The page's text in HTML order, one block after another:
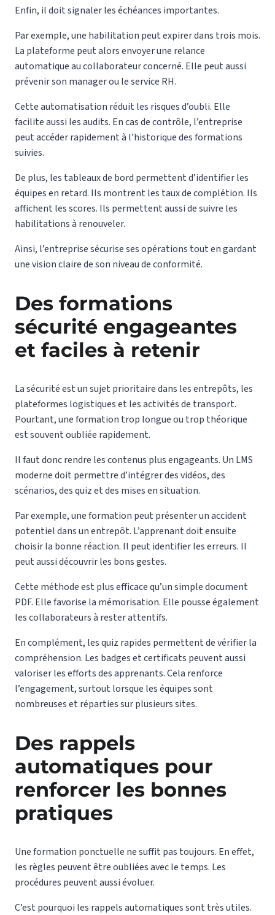
Enfin, il doit signaler les échéances importantes.
Par exemple, une habilitation peut expirer dans trois mois.
La plateforme peut alors envoyer une relance
automatique au collaborateur concerné. Elle peut aussi
prévenir son manager ou le service RH.
Cette automatisation réduit les risques d’oubli. Elle
facilite aussi les audits. En cas de contrôle, l’entreprise
peut accéder rapidement à l’historique des formations
suivies.
De plus, les tableaux de bord permettent d’identifier les
équipes en retard. Ils montrent les taux de complétion. Ils
affichent les scores. Ils permettent aussi de suivre les
habilitations à renouveler.
Ainsi, l’entreprise sécurise ses opérations tout en gardant
une vision claire de son niveau de conformité.
Des formations
sécurité engageantes
et faciles à retenir
La sécuritéest un sujet prioritaire dans les entrepôts, les
plateformes logistiques et les activités de transport.
Pourtant, une formation trop longue ou trop théorique
est souvent oubliée rapidement.
Il faut donc rendre les contenus plus engageants. Un LMS
moderne doit permettre d’intégrer des vidéos, des
scénarios, des quiz et des mises en situation.
Par exemple, une formation peut présenter un accident
potentiel dans un entrepôt. L’apprenant doit ensuite
choisir la bonne réaction. Il peut identifier les erreurs. Il
peut aussi découvrir les bons gestes.
Cette méthode est plus efficace qu’un simple document
PDF. Elle favorise la mémorisation. Elle pousse également
les collaborateurs à rester attentifs.
En complément, les quiz rapides permettent de vérifier la
compréhension. Les badges et certificats peuvent aussi
valoriser les efforts des apprenants. Cela renforce
l’engagement, surtout lorsque les équipes sont
nombreuses et réparties sur plusieurs sites.
Des rappels
automatiques pour
renforcer les bonnes
pratiques
Une formation ponctuelle ne suffit pas toujours. En effet,
les règles peuvent être oubliées avec le temps. Les
procédures peuvent aussi évoluer.
C’est pourquoi les rappels automatiques sont très utiles.